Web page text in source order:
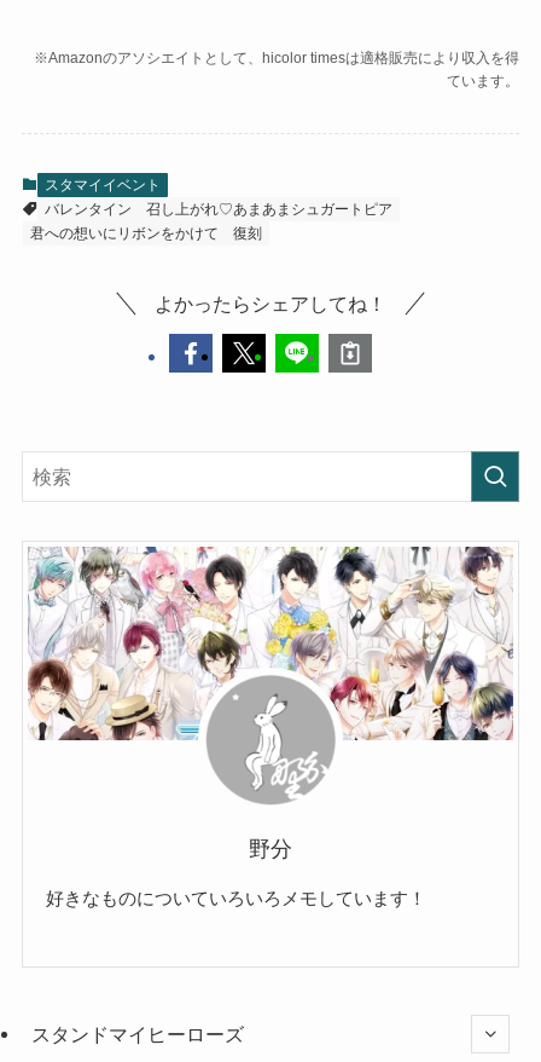
※Amazonのアソシエイトとして、hicolor timesは適格販売により収入を得
ています。
スタマイイベント
バレンタイン
召し上がれ♡あまあまシュガートピア
君への想いにリボンをかけて
復刻
よかったらシェアしてね！
野分
好きなものについていろいろメモしています！
スタンドマイヒーローズ